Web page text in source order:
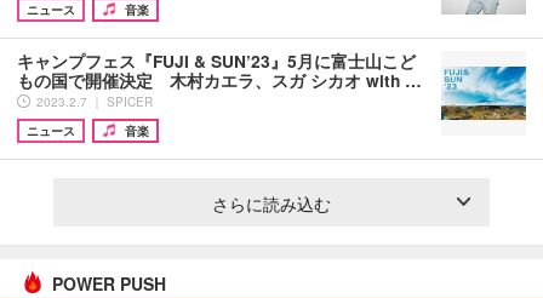
ニュース
音楽
キャンプフェス『FUJI & SUN’23』5月に富士山こど
もの国で開催決定 木村カエラ、スガ シカオ with …
2023.2.7 ｜ SPICER
ニュース
音楽
さらに読み込む
POWER PUSH